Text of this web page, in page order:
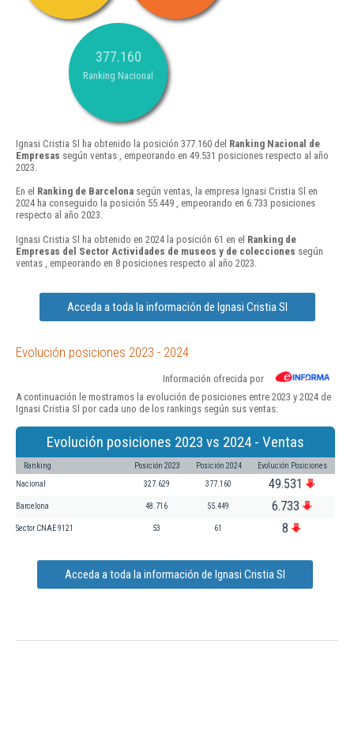
377.160
Ranking Nacional
Ignasi Cristia Sl ha obtenido la posición 377.160 del Ranking Nacional de
Empresas según ventas , empeorando en 49.531 posiciones respecto al año
2023.
En el Ranking de Barcelona según ventas, la empresa Ignasi Cristia Sl en
2024 ha conseguido la posición 55.449 , empeorando en 6.733 posiciones
respecto al año 2023.
Ignasi Cristia Sl ha obtenido en 2024 la posición 61 en el Ranking de
Empresas del Sector Actividades de museos y de colecciones según
ventas , empeorando en 8 posiciones respecto al año 2023.
Acceda a toda la información de Ignasi Cristia Sl
Evolución posiciones 2023 - 2024
Información ofrecida por
A continuación le mostramos la evolución de posiciones entre 2023 y 2024 de
Ignasi Cristia Sl por cada uno de los rankings según sus ventas:
Evolución posiciones 2023 vs 2024 - Ventas
Ranking Posición 2023 Posición 2024 Evolución Posiciones
Nacional 327.629 377.160 49.531
Barcelona 48.716 55.449 6.733
Sector CNAE 9121 53 61 8
Acceda a toda la información de Ignasi Cristia Sl